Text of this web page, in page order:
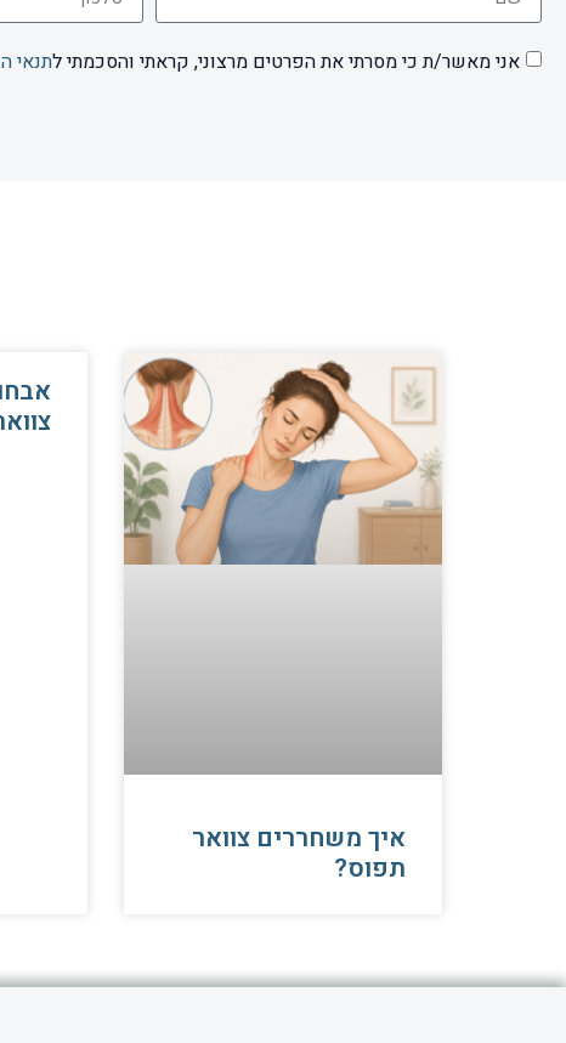
אני מאשר/ת כי מסרתי את הפרטים מרצוני, קראתי והסכמתי לתנאי
איך משחררים צוואר
תפוס?